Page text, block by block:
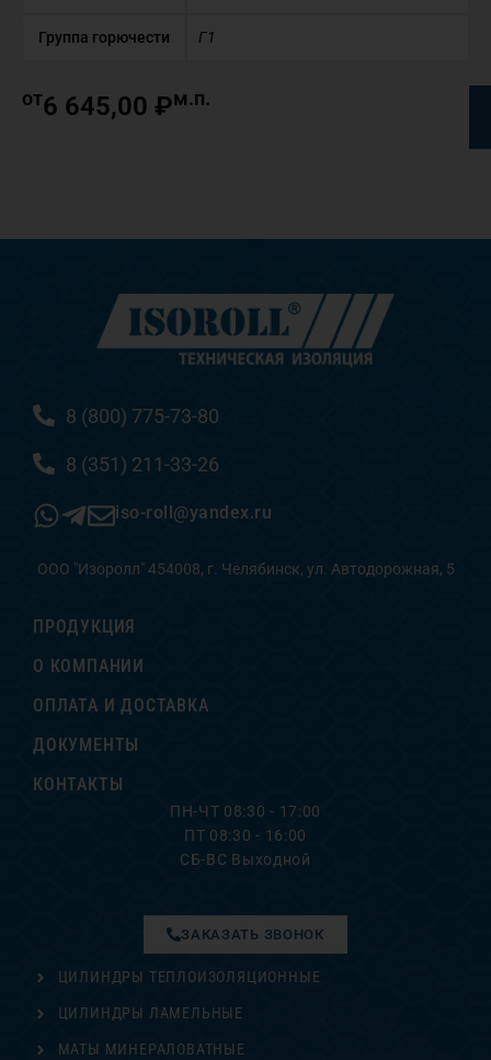
Группа горючести Г1
от6 645,00 ₽м.п.
8 (800) 775-73-80
8 (351) 211-33-26
iso-roll@yandex.ru
ООО "Изоролл" 454008, г. Челябинск, ул. Автодорожная, 5
ПРОДУКЦИЯ
О КОМПАНИИ
ОПЛАТА И ДОСТАВКА
ДОКУМЕНТЫ
КОНТАКТЫ
ПН-ЧТ 08:30 - 17:00
ПТ 08:30 - 16:00
СБ-ВС Выходной
ЦИЛИНДРЫ ТЕПЛОИЗОЛЯЦИОННЫЕ
ЦИЛИНДРЫ ЛАМЕЛЬНЫЕ
МАТЫ МИНЕРАЛОВАТНЫЕ
ЗАКАЗАТЬ ЗВОНОК